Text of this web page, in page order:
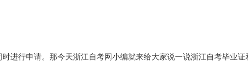
进行申请。那今天浙江自考网小编就来给大家说一说浙江自考毕业